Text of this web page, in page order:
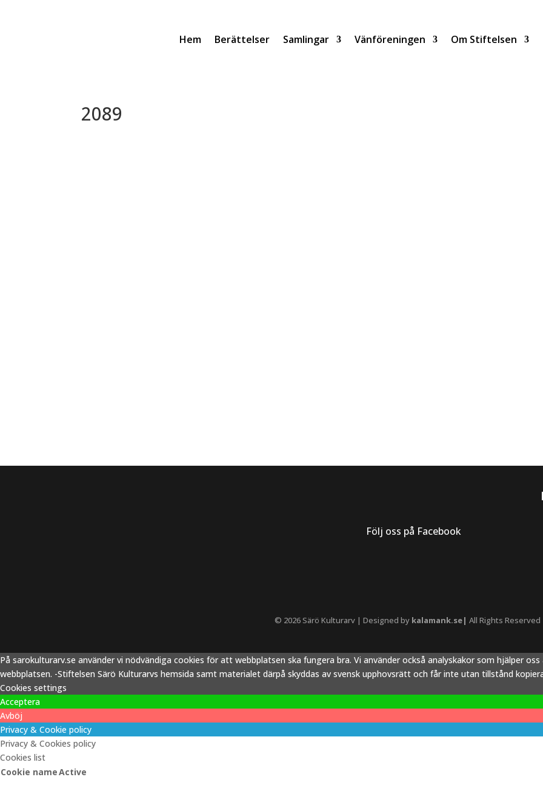
Hem Berättelser Samlingar Vänföreningen Om Stiftelsen
2089
Följ oss på Facebook
© 2026 Särö Kulturarv | Designed by kalamank.se| All Rights Reserved
På sarokulturarv.se använder vi nödvändiga cookies för att webbplatsen ska fungera bra. Vi använder också analyskakor som hjälper
webbplatsen. -Stiftelsen Särö Kulturarvs hemsida samt materialet därpå skyddas av svensk upphovsrätt och får inte utan tillstånd
Cookies settings
Acceptera
Avböj
Privacy & Cookie policy
Privacy & Cookies policy
Cookies list
Cookie nameActive